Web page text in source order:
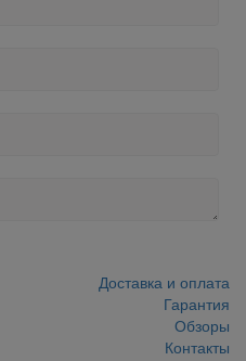
Доставка и оплата
Гарантия
Обзоры
Контакты